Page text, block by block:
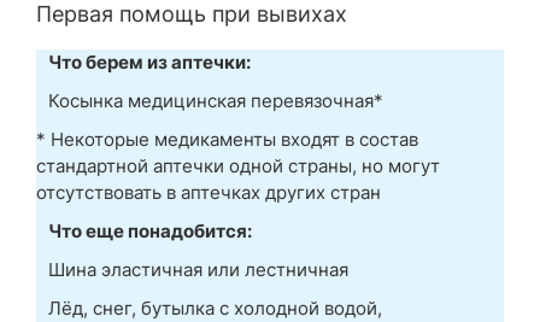
Первая помощь при вывихах
Что берем из аптечки:
Косынка медицинская перевязочная*
* Некоторые медикаменты входят в состав
стандартной аптечки одной страны, но могут
отсутствовать в аптечках других стран
Что еще понадобится:
Шина эластичная или лестничная
Лёд, снег, бутылка с холодной водой,